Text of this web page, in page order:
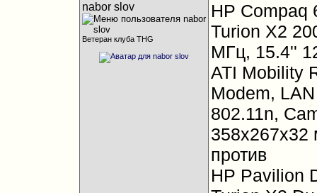
nabor slov
Ветеран клуба THG
НP Compaq
Turion X2
МГц, 15.4''
ATI Mobility
Modem,
802.11n,
358x267x32
против
HP Pavilion